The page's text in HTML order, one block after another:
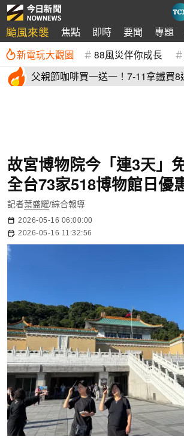
颱風來襲 焦點 即時 要聞 專題
新電玩大觀園 88風災伴你成長
父親節咖啡買一送一！7-11拿鐵買
故宮博物院今「連3天」
全台73家518博物館日優
記者葉盛耀/綜合報導
2026-05-16 06:00:00
2026-05-16 11:32:56